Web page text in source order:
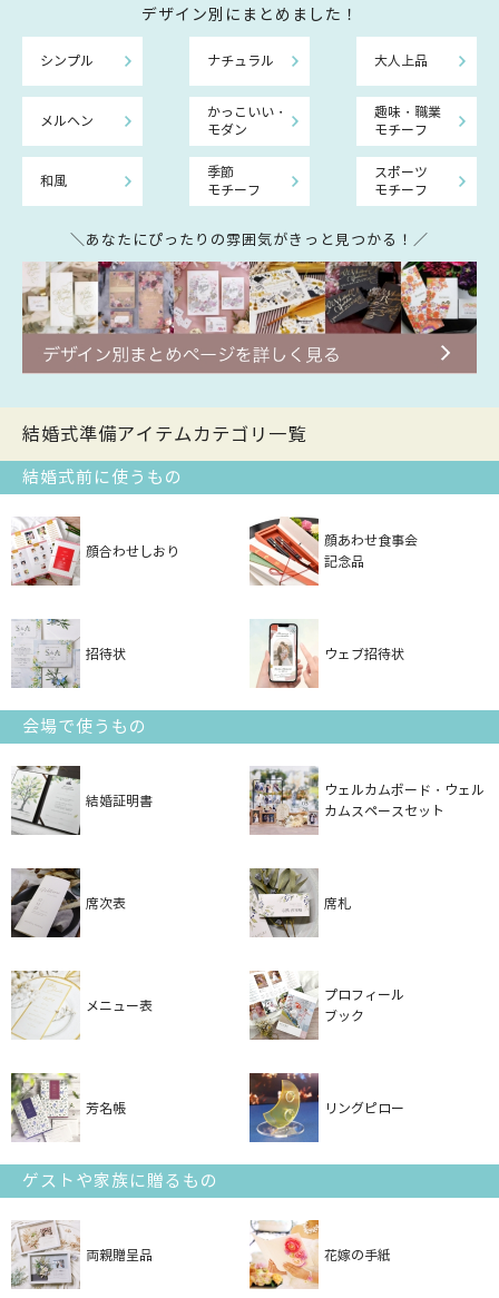
デザイン別にまとめました！
シンプル ナチュラル 大人上品
メルヘン
かっこいい・
モダン
趣味・職業
モチーフ
和風
季節
モチーフ
スポーツ
モチーフ
＼あなたにぴったりの雰囲気がきっと見つかる！／
結婚式準備アイテムカテゴリ一覧
結婚式前に使うもの
顔合わせしおり
顔あわせ食事会
記念品
招待状 ウェブ招待状
会場で使うもの
結婚証明書
ウェルカムボード・ウェル
カムスペースセット
席次表 席札
メニュー表
プロフィール
ブック
芳名帳 リングピロー
ゲストや家族に贈るもの
両親贈呈品 花嫁の手紙